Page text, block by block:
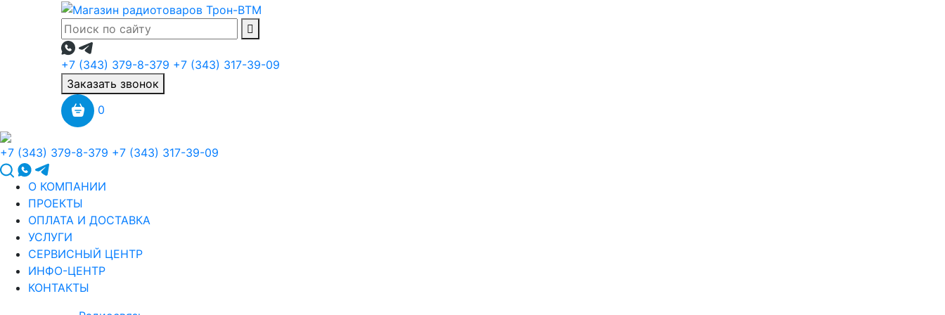
+7 (343) 379-8-379 +7 (343) 317-39-09
Заказать звонок
0
+7 (343) 379-8-379 +7 (343) 317-39-09
О КОМПАНИИ
ПРОЕКТЫ
ОПЛАТА И ДОСТАВКА
УСЛУГИ
СЕРВИСНЫЙ ЦЕНТР
ИНФО-ЦЕНТР
КОНТАКТЫ